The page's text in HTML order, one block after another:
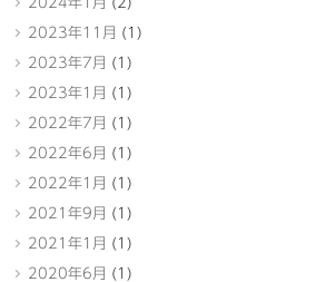
2023年11月 (1)
2023年7月 (1)
2023年1月 (1)
2022年7月 (1)
2022年6月 (1)
2022年1月 (1)
2021年9月 (1)
2021年1月 (1)
2020年6月 (1)